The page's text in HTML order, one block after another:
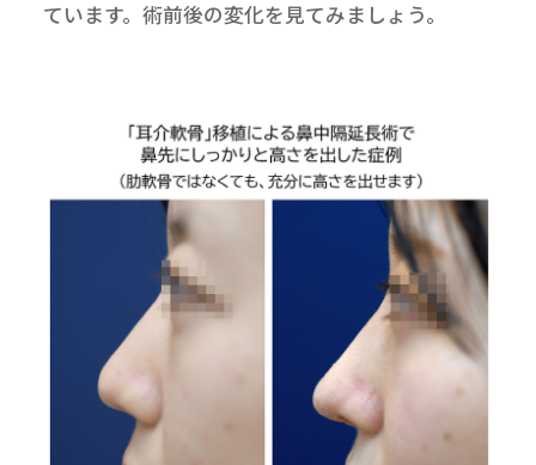
ています。術前後の変化を見てみましょう。